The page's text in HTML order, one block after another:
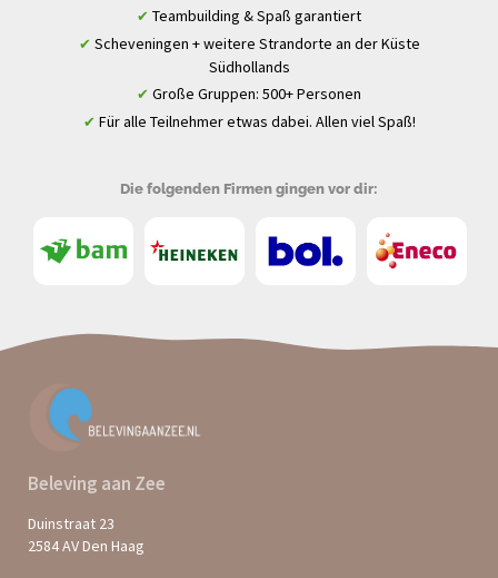
✔ Teambuilding & Spaß garantiert
✔ Scheveningen + weitere Strandorte an der Küste
Südhollands
✔ Große Gruppen: 500+ Personen
✔ Für alle Teilnehmer etwas dabei. Allen viel Spaß!
Die folgenden Firmen gingen vor dir:
Beleving aan Zee
Duinstraat 23
2584 AV Den Haag